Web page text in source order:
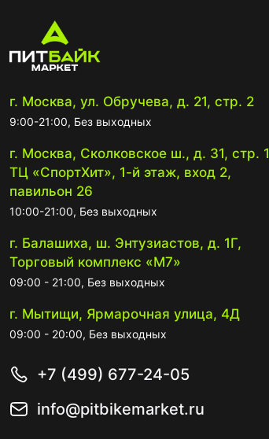
г. Москва, ул. Обручева, д. 21, стр. 2
9:00-21:00, Без выходных
г. Москва, Сколковское ш., д. 31, стр. 1
ТЦ «СпортХит», 1-й этаж, вход 2,
павильон 26
10:00-21:00, Без выходных
г. Балашиха, ш. Энтузиастов, д. 1Г,
Торговый комплекс «М7»
09:00 - 21:00, Без выходных
г. Мытищи, Ярмарочная улица, 4Д
09:00 - 20:00, Без выходных
+7 (499) 677-24-05
info@pitbikemarket.ru